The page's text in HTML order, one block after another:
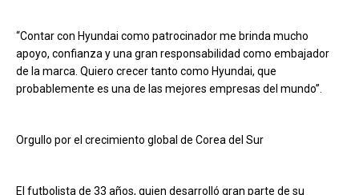
“Contar con Hyundai como patrocinador me brinda mucho
apoyo, confianza y una gran responsabilidad como embajador
de la marca. Quiero crecer tanto como Hyundai, que
probablemente es una de las mejores empresas del mundo”.
Orgullo por el crecimiento global de Corea del Sur
El futbolista de 33 años, quien desarrolló gran parte de su